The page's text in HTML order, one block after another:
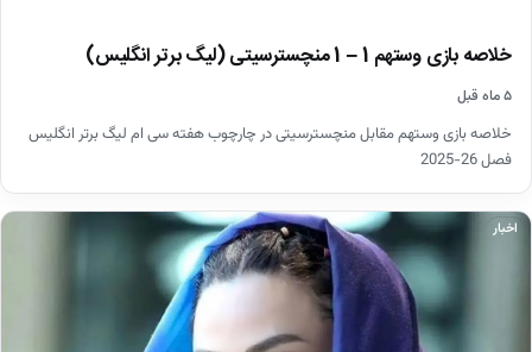
خلاصه بازی وستهم 1 – 1 منچسترسیتی (لیگ برتر انگلیس)
۵ ماه قبل
خلاصه بازی وستهم مقابل منچسترسیتی در چارچوب هفته سی ام لیگ برتر انگلیس
فصل 26-2025
اخبار